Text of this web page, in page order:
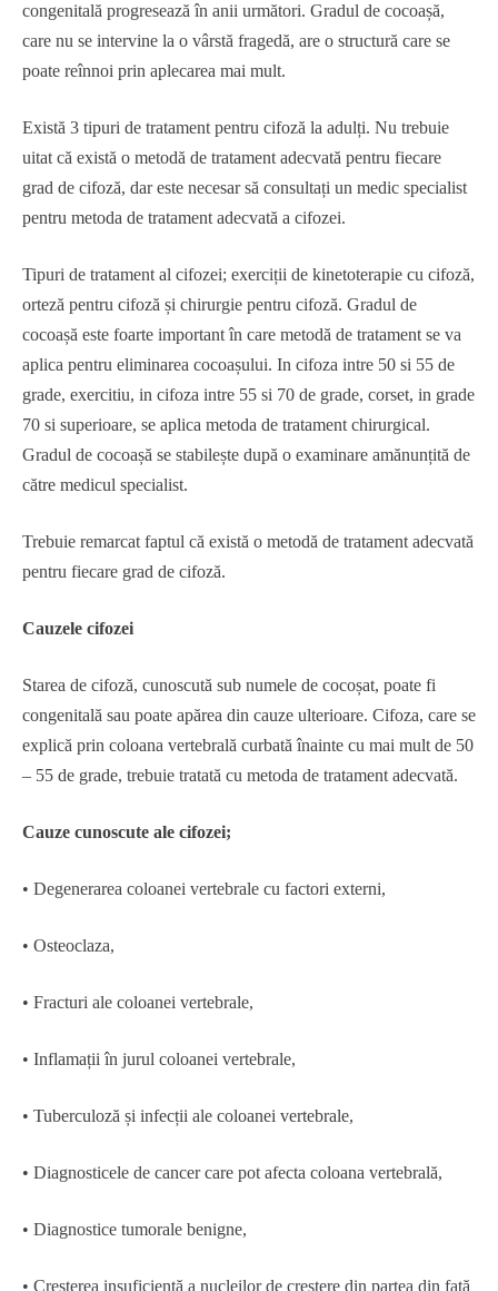
congenitală progresează în anii următori. Gradul de cocoașă,
care nu se intervine la o vârstă fragedă, are o structură care se
poate reînnoi prin aplecarea mai mult.
Există 3 tipuri de tratament pentru cifoză la adulți. Nu trebuie
uitat că există o metodă de tratament adecvată pentru fiecare
grad de cifoză, dar este necesar să consultați un medic specialist
pentru metoda de tratament adecvată a cifozei.
Tipuri de tratament al cifozei; exerciții de kinetoterapie cu cifoză,
orteză pentru cifoză și chirurgie pentru cifoză. Gradul de
cocoașă este foarte important în care metodă de tratament se va
aplica pentru eliminarea cocoașului. In cifoza intre 50 si 55 de
grade, exercitiu, in cifoza intre 55 si 70 de grade, corset, in grade
70 si superioare, se aplica metoda de tratament chirurgical.
Gradul de cocoașă se stabilește după o examinare amănunțită de
către medicul specialist.
Trebuie remarcat faptul că există o metodă de tratament adecvată
pentru fiecare grad de cifoză.
Cauzele cifozei
Starea de cifoză, cunoscută sub numele de cocoșat, poate fi
congenitală sau poate apărea din cauze ulterioare. Cifoza, care se
explică prin coloana vertebrală curbată înainte cu mai mult de 50
– 55 de grade, trebuie tratată cu metoda de tratament adecvată.
Cauze cunoscute ale cifozei;
• Degenerarea coloanei vertebrale cu factori externi,
• Osteoclaza,
• Fracturi ale coloanei vertebrale,
• Inflamații în jurul coloanei vertebrale,
• Tuberculoză și infecții ale coloanei vertebrale,
• Diagnosticele de cancer care pot afecta coloana vertebrală,
• Diagnostice tumorale benigne,
• Creșterea insuficientă a nucleilor de creștere din partea din față